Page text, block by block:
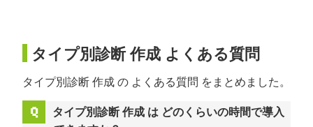
タイプ別診断 作成 よくある質問
タイプ別診断 作成 の よくある質問 をまとめました。
タイプ別診断 作成 は どのくらいの時間で導入